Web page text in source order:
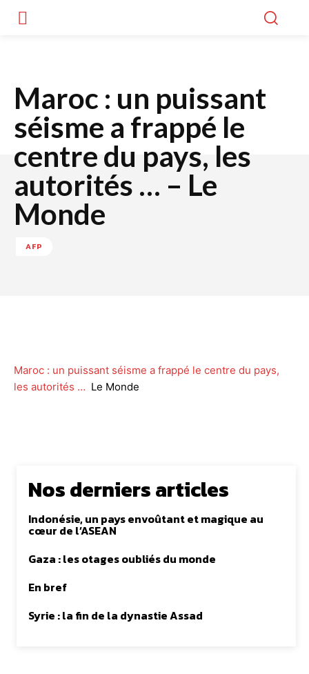
Maroc : un puissant
séisme a frappé le
centre du pays, les
autorités … – Le
Monde
AFP
Maroc : un puissant séisme a frappé le centre du pays,
les autorités … Le Monde
Nos derniers articles
Indonésie, un pays envoûtant et magique au
cœur de l’ASEAN
Gaza : les otages oubliés du monde
En bref
Syrie : la fin de la dynastie Assad